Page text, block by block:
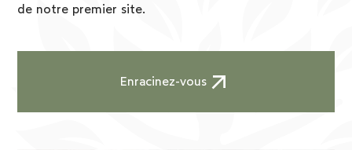
de notre premier site.
Enracinez-vous